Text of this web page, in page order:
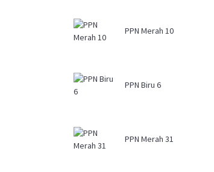
PPN Merah 10
PPN Biru 6
PPN Merah 31